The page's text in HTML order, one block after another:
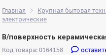
Главная Крупная бытовая
электрические
В/поверхность
Код товара: 0164158